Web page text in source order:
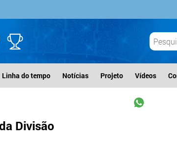
Linha do tempo Notícias Projeto Vídeos
Divisão